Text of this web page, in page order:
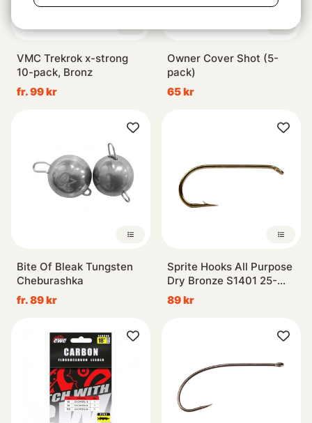
VMC Trekrok x-strong
10-pack, Bronz
fr. 99 kr
Owner Cover Shot (5-
pack)
65 kr
Bite Of Bleak Tungsten
Cheburashka
fr. 89 kr
Sprite Hooks All Purpose
Dry Bronze S1401 25-
pack
89 kr